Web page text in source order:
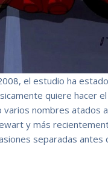
el estudio ha
quiere hacer
nombres atados
y más
separadas antes